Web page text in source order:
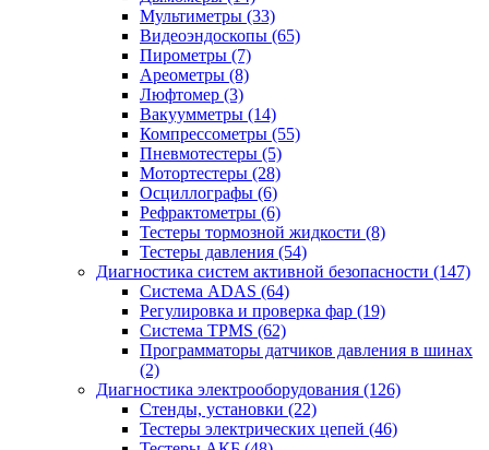
Мультиметры (33)
Видеоэндоскопы (65)
Пирометры (7)
Ареометры (8)
Люфтомер (3)
Вакуумметры (14)
Компрессометры (55)
Пневмотестеры (5)
Мотортестеры (28)
Осциллографы (6)
Рефрактометры (6)
Тестеры тормозной жидкости (8)
Тестеры давления (54)
Диагностика систем активной безопасности (147)
Система ADAS (64)
Регулировка и проверка фар (19)
Система TPMS (62)
Программаторы датчиков давления в шинах
(2)
Диагностика электрооборудования (126)
Стенды, установки (22)
Тестеры электрических цепей (46)